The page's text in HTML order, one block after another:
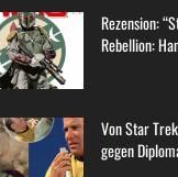
Rezension:
Rebellion:
Von Star
gegen